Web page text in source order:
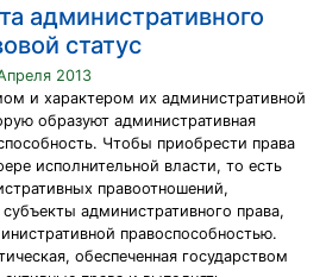
административного
статус
2013
и характером их административной
образуют административная
Чтобы приобрести права
исполнительной власти, то есть
правоотношений,
административного права,
правоспособностью.
обеспеченная государством